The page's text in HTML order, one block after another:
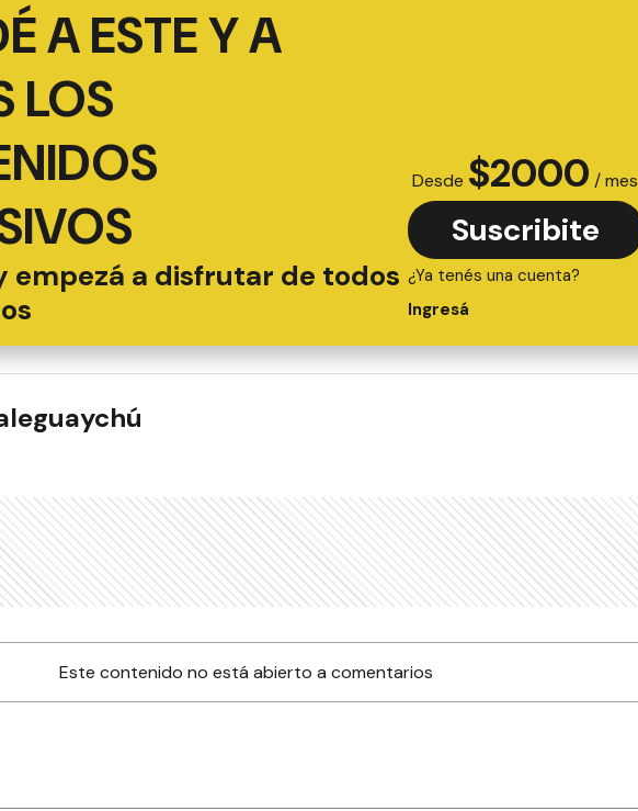
A ESTE Y A
LOS
empezá a disfrutar de todos
Desde $2000 / mes
Suscribite
¿Ya tenés una cuenta?
Ingresá
Este contenido no está abierto a comentarios